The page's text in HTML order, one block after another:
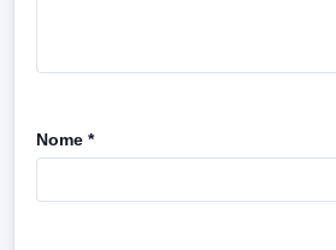
Nome *